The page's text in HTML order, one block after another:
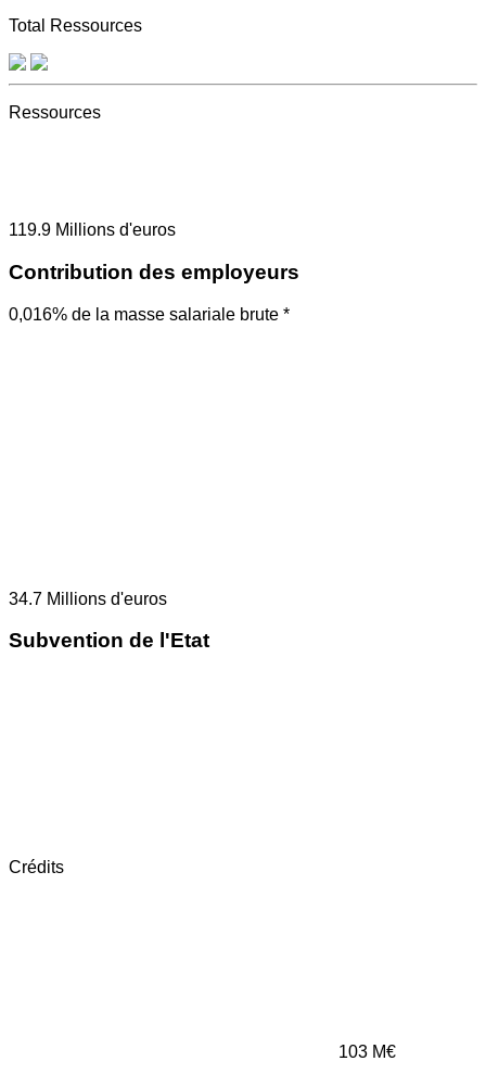
Total Ressources
Ressources
119.9 Millions d'euros
Contribution des employeurs
0,016% de la masse salariale brute *
34.7 Millions d'euros
Subvention de l'Etat
Crédits
103 M€